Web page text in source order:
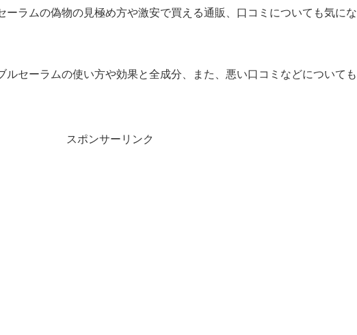
ーラムの偽物の見極め方や激安で買える通販、口コミについても気にな
ルセーラムの使い方や効果と全成分、また、悪い口コミなどについても
スポンサーリンク